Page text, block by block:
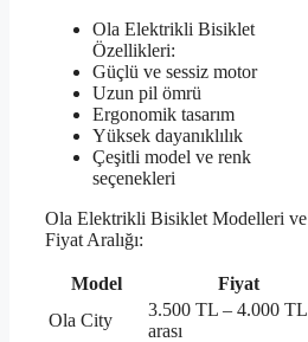
Ola Elektrikli Bisiklet
Özellikleri:
Güçlü ve sessiz motor
Uzun pil ömrü
Ergonomik tasarım
Yüksek dayanıklılık
Çeşitli model ve renk
seçenekleri
Ola Elektrikli Bisiklet Modelleri ve
Fiyat Aralığı:
Model
Fiyat
Ola City
3.500 TL – 4.000 TL
arası